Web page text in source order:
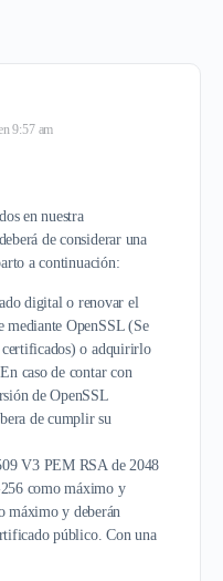
9:57 am
en nuestra
de considerar una
a continuación:
digital o renovar el
mediante OpenSSL (Se
o adquirirlo
caso de contar con
de OpenSSL
de cumplir su
V3 PEM RSA de 2048
como máximo y
máximo y deberán
público. Con una